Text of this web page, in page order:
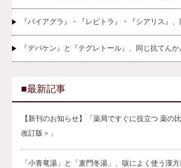
『バイアグラ』・『レビトラ』・『シアリス』
『デパケン』と『テグレトール』、同じ抗てん
■最新記事
【新刊のお知らせ】「薬局ですぐに役立つ 薬の
改訂版＞」
「小青竜湯」と「麦門冬湯」、咳によく使う漢